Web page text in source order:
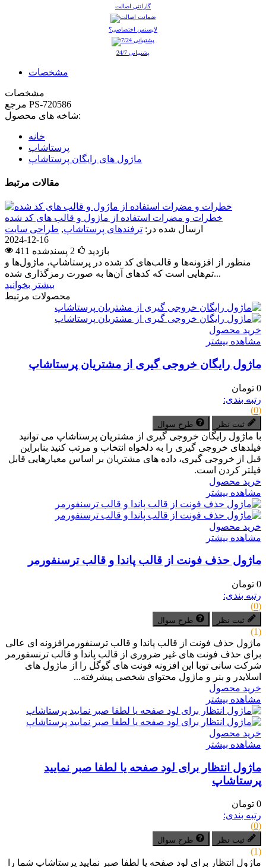
گارانتی اصالت
لایسنس اختصاصی؟
پشتیبانی 24/7
مشخصات
مشخصات
PS-720586
شاخه های محصول:
خانه
پرستاشاپ
ماژول های رایگان پرستاشاپ
مقالات مرتبط
خطرات و مضرات استفاده از ماژول و قالب های کد شده
ارسال شده در: ترفندهای پرستاشاپ, طراحی سایت
2024-12-16
411 بازدید
2 پسندشده
منظور از افزونه‌ها و قالب‌های کد شده در پرستاشاپ، ماژول‌ها و
تم‌هایی است که کدهای آن‌ها به صورت رمزگذاری شده...
بیشتر بخوانید
محصولات مرتبط
خرید محصول
مشاهده بیشتر
ماژول رایگان خروجی گیری از مشتریان پرستاشاپ
0 تومان
رتبه بندی:
(0)
ثبت نظر طرح سوال
با ماژول رایگان خروجی گیری از مشتریان پرستاشاپ می توانید
فیلدهای خروجی گیری را به دلخواه انتخاب و مرتب کنید بنابراین
قبل از خروجی گیری، داده های مشتریان بر اساس معیارهایی قابل
فیلتر کردن است.
خرید محصول
مشاهده بیشتر
خرید محصول
مشاهده بیشتر
ماژول حذف فونت از قالب پاندا و قالب ترسنفورمر
0 تومان
رتبه بندی:
(0)
ثبت نظر طرح سوال
(1)
ماژول حذف فونت از قالب پاندا و قالب ترسنفورمرافزونه ای عالی
برای حذف فونت های غیر ضروری از قالب پاندا و قالب ترنسفورمر
شرکت سانی توبا این افزونه فونت های گوگل را از ماژول های
اسلایدر و بنر و ماژول محتوای شخصی پیشرفته...
خرید محصول
مشاهده بیشتر
خرید محصول
مشاهده بیشتر
ماژول انتظار برای لود صفحه یا لطفا صبر نمایید
پرستاشاپ
0 تومان
رتبه بندی:
(0)
ثبت نظر طرح سوال
(1)
ماژول انتظار برای لود صفحه یا لطفا صبر نمایید پرستاشاپ شما را